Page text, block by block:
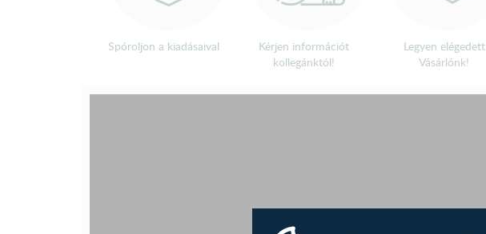
Spóroljon a kiadásaival
Kérjen információt
kollegánktól!
Legyen elégedett
Vásárlónk!